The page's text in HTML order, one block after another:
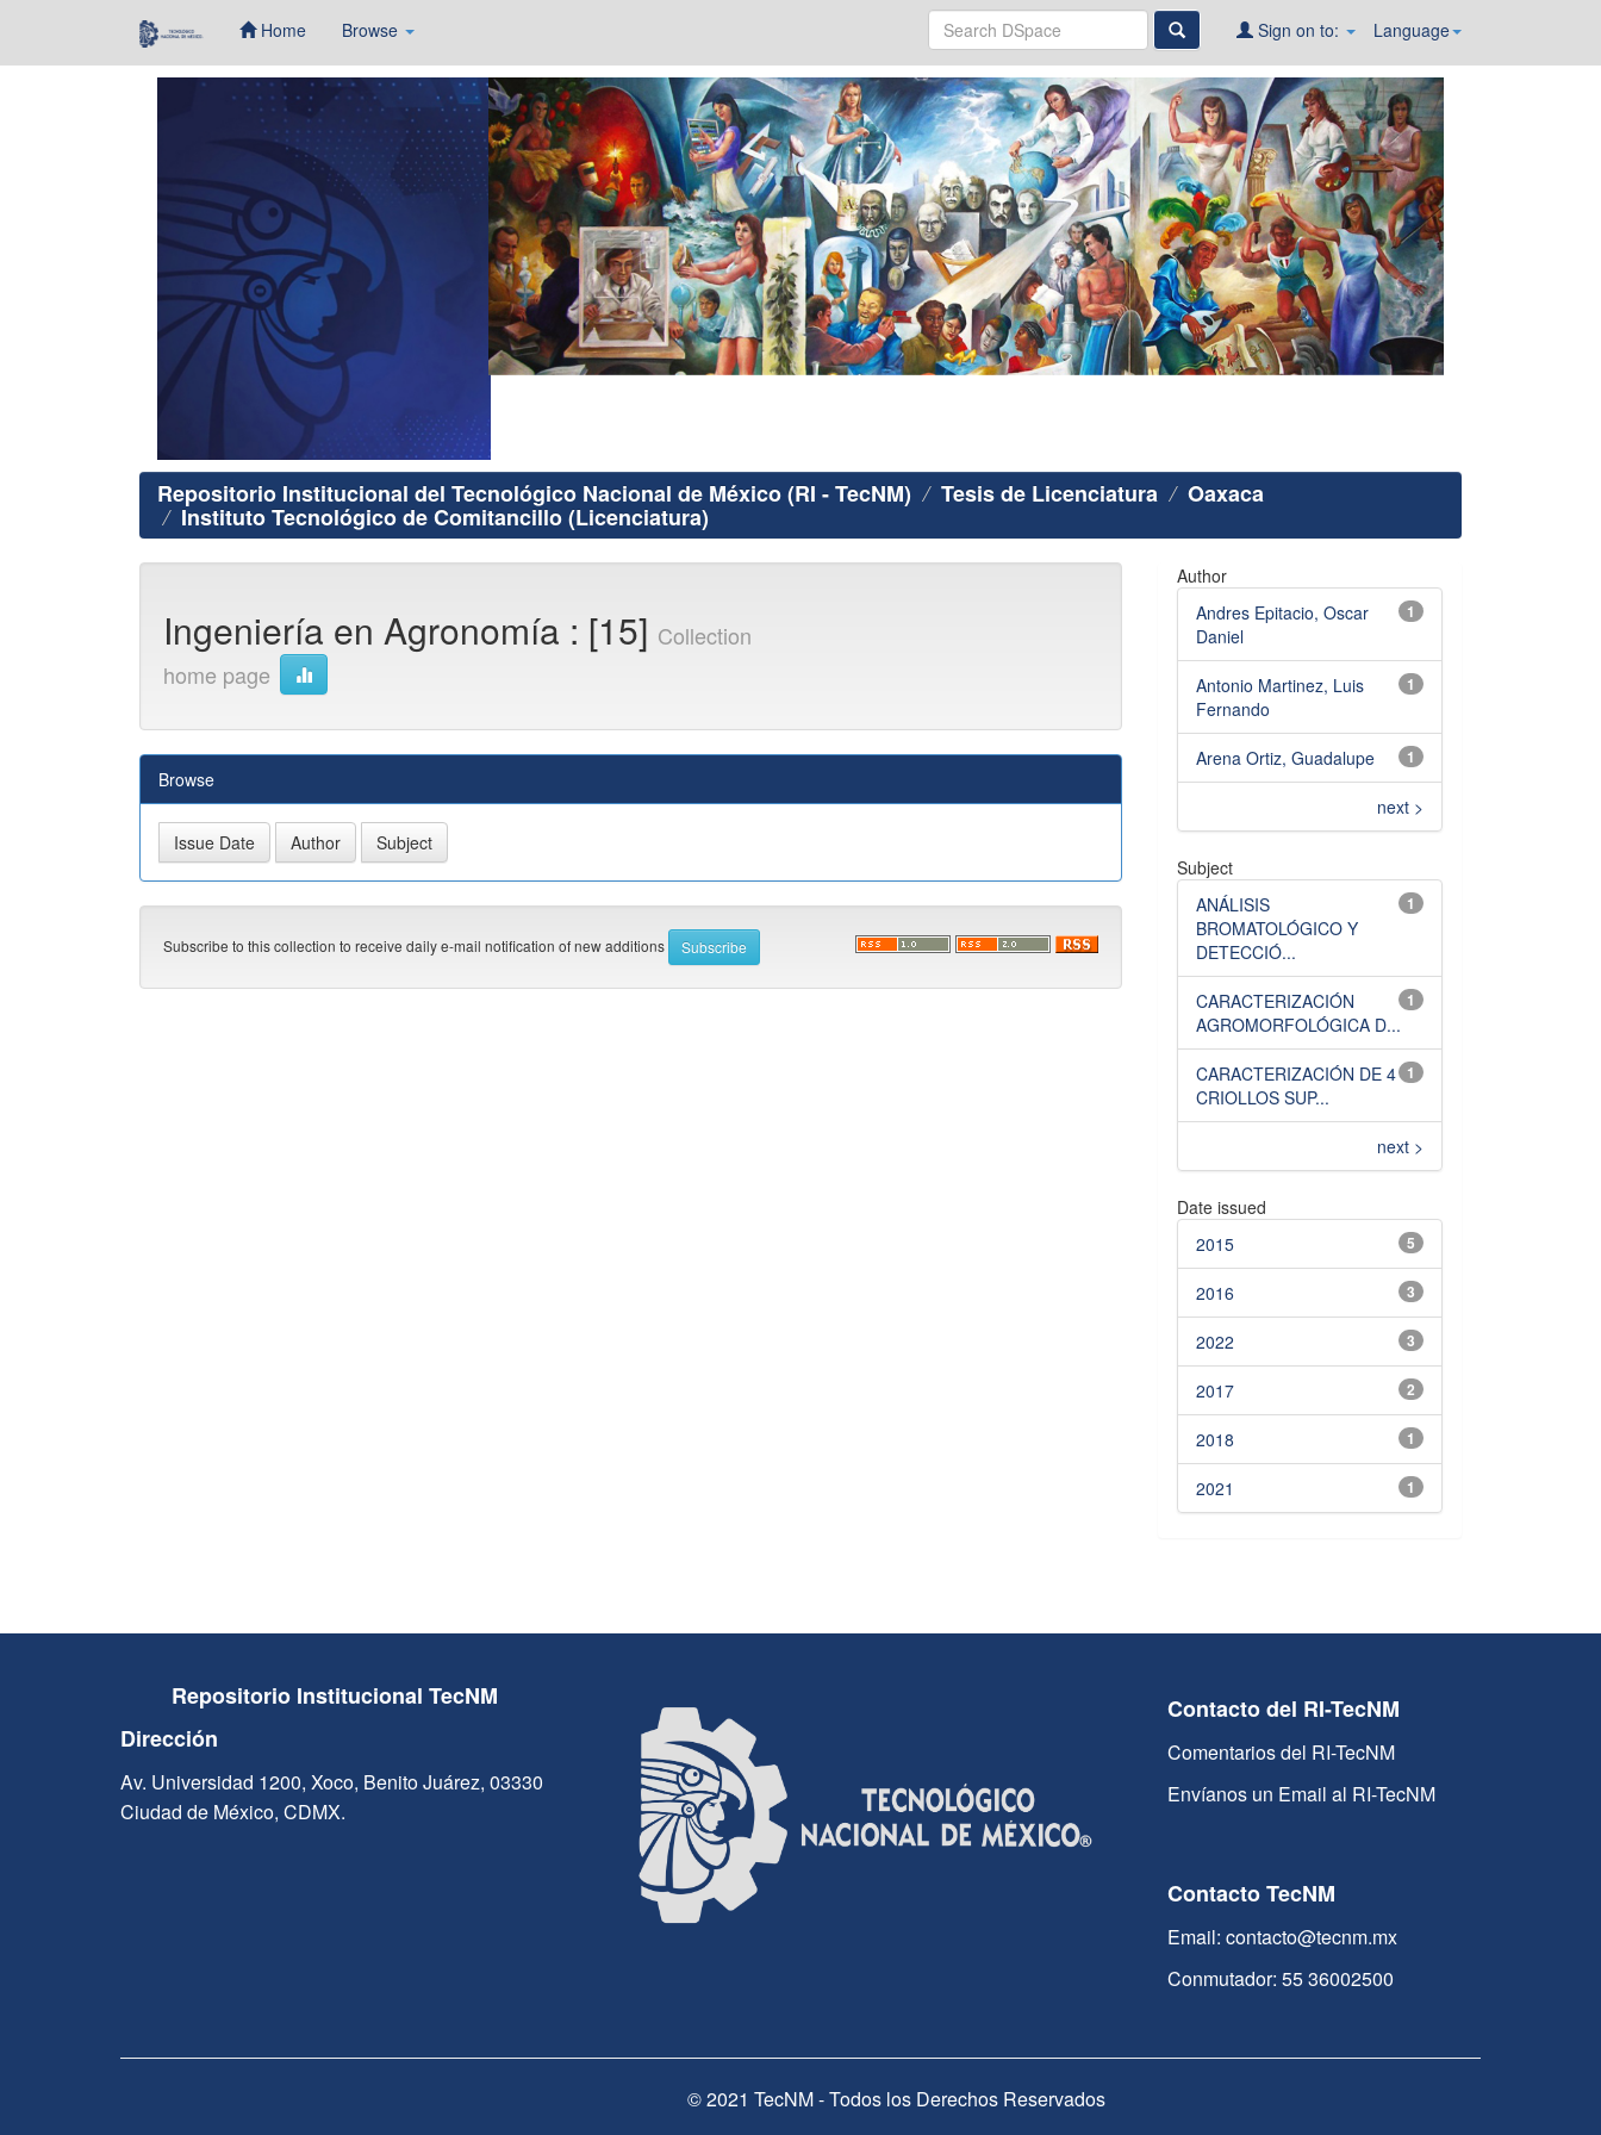
Home Browse Language
Sign on to:
Repositorio Institucional del Tecnológico Nacional de México (RI - TecNM) Tesis de Licenciatura Oaxaca
Instituto Tecnológico de Comitancillo (Licenciatura)
Ingeniería en Agronomía : [15] Collection
home page
Browse
Subscribe to this collection to receive daily e-mail notification of new additions
Author
1
Andres Epitacio, Oscar
Daniel
1
Antonio Martinez, Luis
Fernando
1
Arena Ortiz, Guadalupe
next >
Subject
1
ANÁLISIS
BROMATOLÓGICO Y
DETECCIÓ...
1
CARACTERIZACIÓN
AGROMORFOLÓGICA D...
1
CARACTERIZACIÓN DE 4
CRIOLLOS SUP...
next >
Date issued
5
2015
3
2016
3
2022
2
2017
1
2018
1
2021
Repositorio Institucional TecNM
Dirección
Av. Universidad 1200, Xoco, Benito Juárez, 03330
Ciudad de México, CDMX.
Contacto del RI-TecNM
Comentarios del RI-TecNM
Envíanos un Email al RI-TecNM
Contacto TecNM
Email: contacto@tecnm.mx
Conmutador: 55 36002500
© 2021 TecNM - Todos los Derechos Reservados